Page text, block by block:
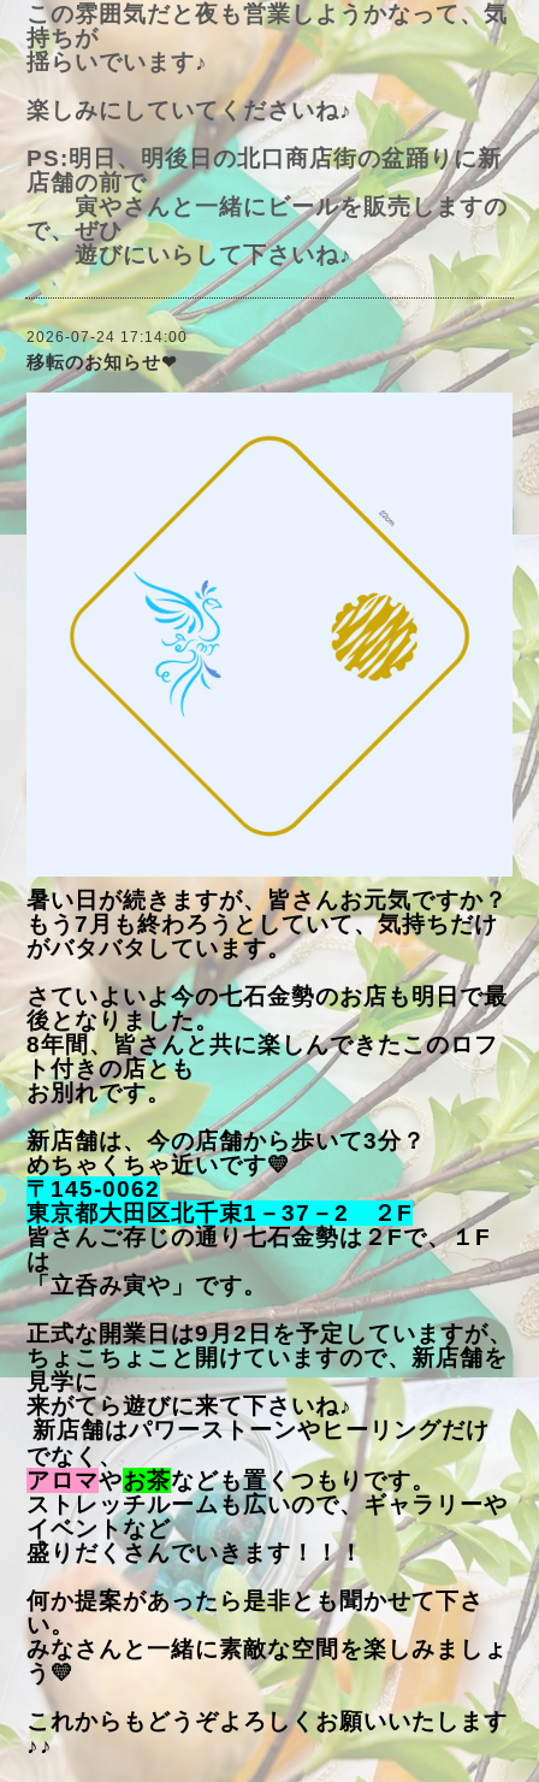
この雰囲気だと夜も営業しようかなって、気
持ちが
揺らいでいます♪
楽しみにしていてくださいね♪
PS:明日、明後日の北口商店街の盆踊りに新
店舗の前で
寅やさんと一緒にビールを販売しますの
で、ぜひ
遊びにいらして下さいね♪
2026-07-24 17:14:00
移転のお知らせ❤
暑い日が続きますが、皆さんお元気ですか？
もう7月も終わろうとしていて、気持ちだけ
がバタバタしています。
さていよいよ今の七石金勢のお店も明日で最
後となりました。
8年間、皆さんと共に楽しんできたこのロフ
ト付きの店とも
お別れです。
新店舗は、今の店舗から歩いて3分？
めちゃくちゃ近いです💛
〒145-0062
東京都大田区北千束1－37－2 ２F
皆さんご存じの通り七石金勢は２Fで、１F
は
「立呑み寅や」です。
正式な開業日は9月2日を予定していますが、
ちょこちょこと 開けていますので、新店舗を
見学に
来がてら遊びに来て下さいね♪
新店舗はパワーストーンやヒーリングだけ
でなく、
アロマやお茶なども置くつもりです。
ストレッチルームも広いので、ギャラリーや
イベントなど
盛りだくさんでいきます！！！
何か提案があったら是非とも聞かせて下さ
い。
みなさんと一緒に素敵な空間を楽しみましょ
う💛
これからもどうぞよろしくお願いいたします
♪♪